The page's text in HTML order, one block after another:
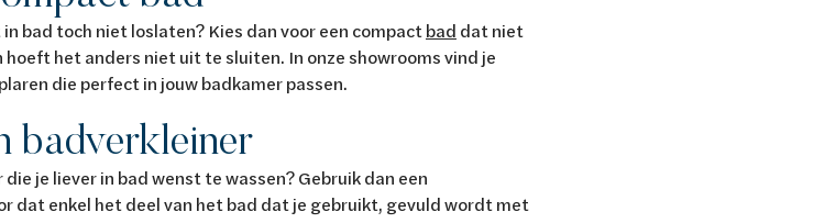
bad toch niet loslaten? Kies dan voor een compact bad dat niet
hoeft het anders niet uit te sluiten. In onze showrooms vind je
die perfect in jouw badkamer passen.
badverkleiner
je liever in bad wenst te wassen? Gebruik dan een
dat enkel het deel van het bad dat je gebruikt, gevuld wordt met